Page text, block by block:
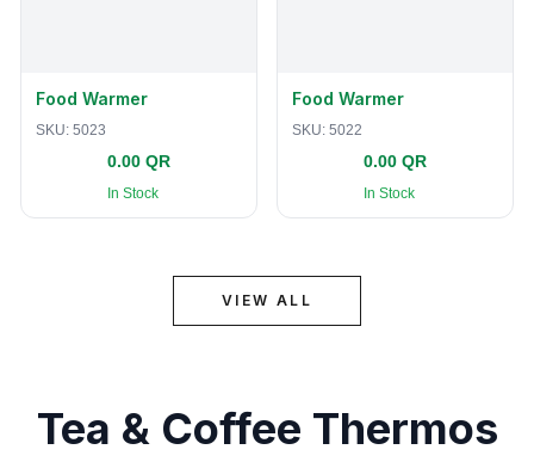
Food Warmer
SKU: 5023
0.00 QR
In Stock
Food Warmer
SKU: 5022
0.00 QR
In Stock
VIEW ALL
Tea & Coffee Thermos